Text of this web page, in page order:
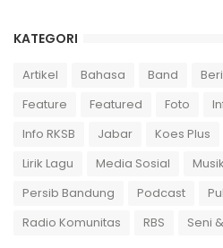
KATEGORI
Artikel Bahasa Band
Feature
Featured Foto
Info RKSB
Jabar Koes Plus
Lirik Lagu
Media Sosial Musik
Persib Bandung
Podcast
Radio Komunitas
RBS Seni